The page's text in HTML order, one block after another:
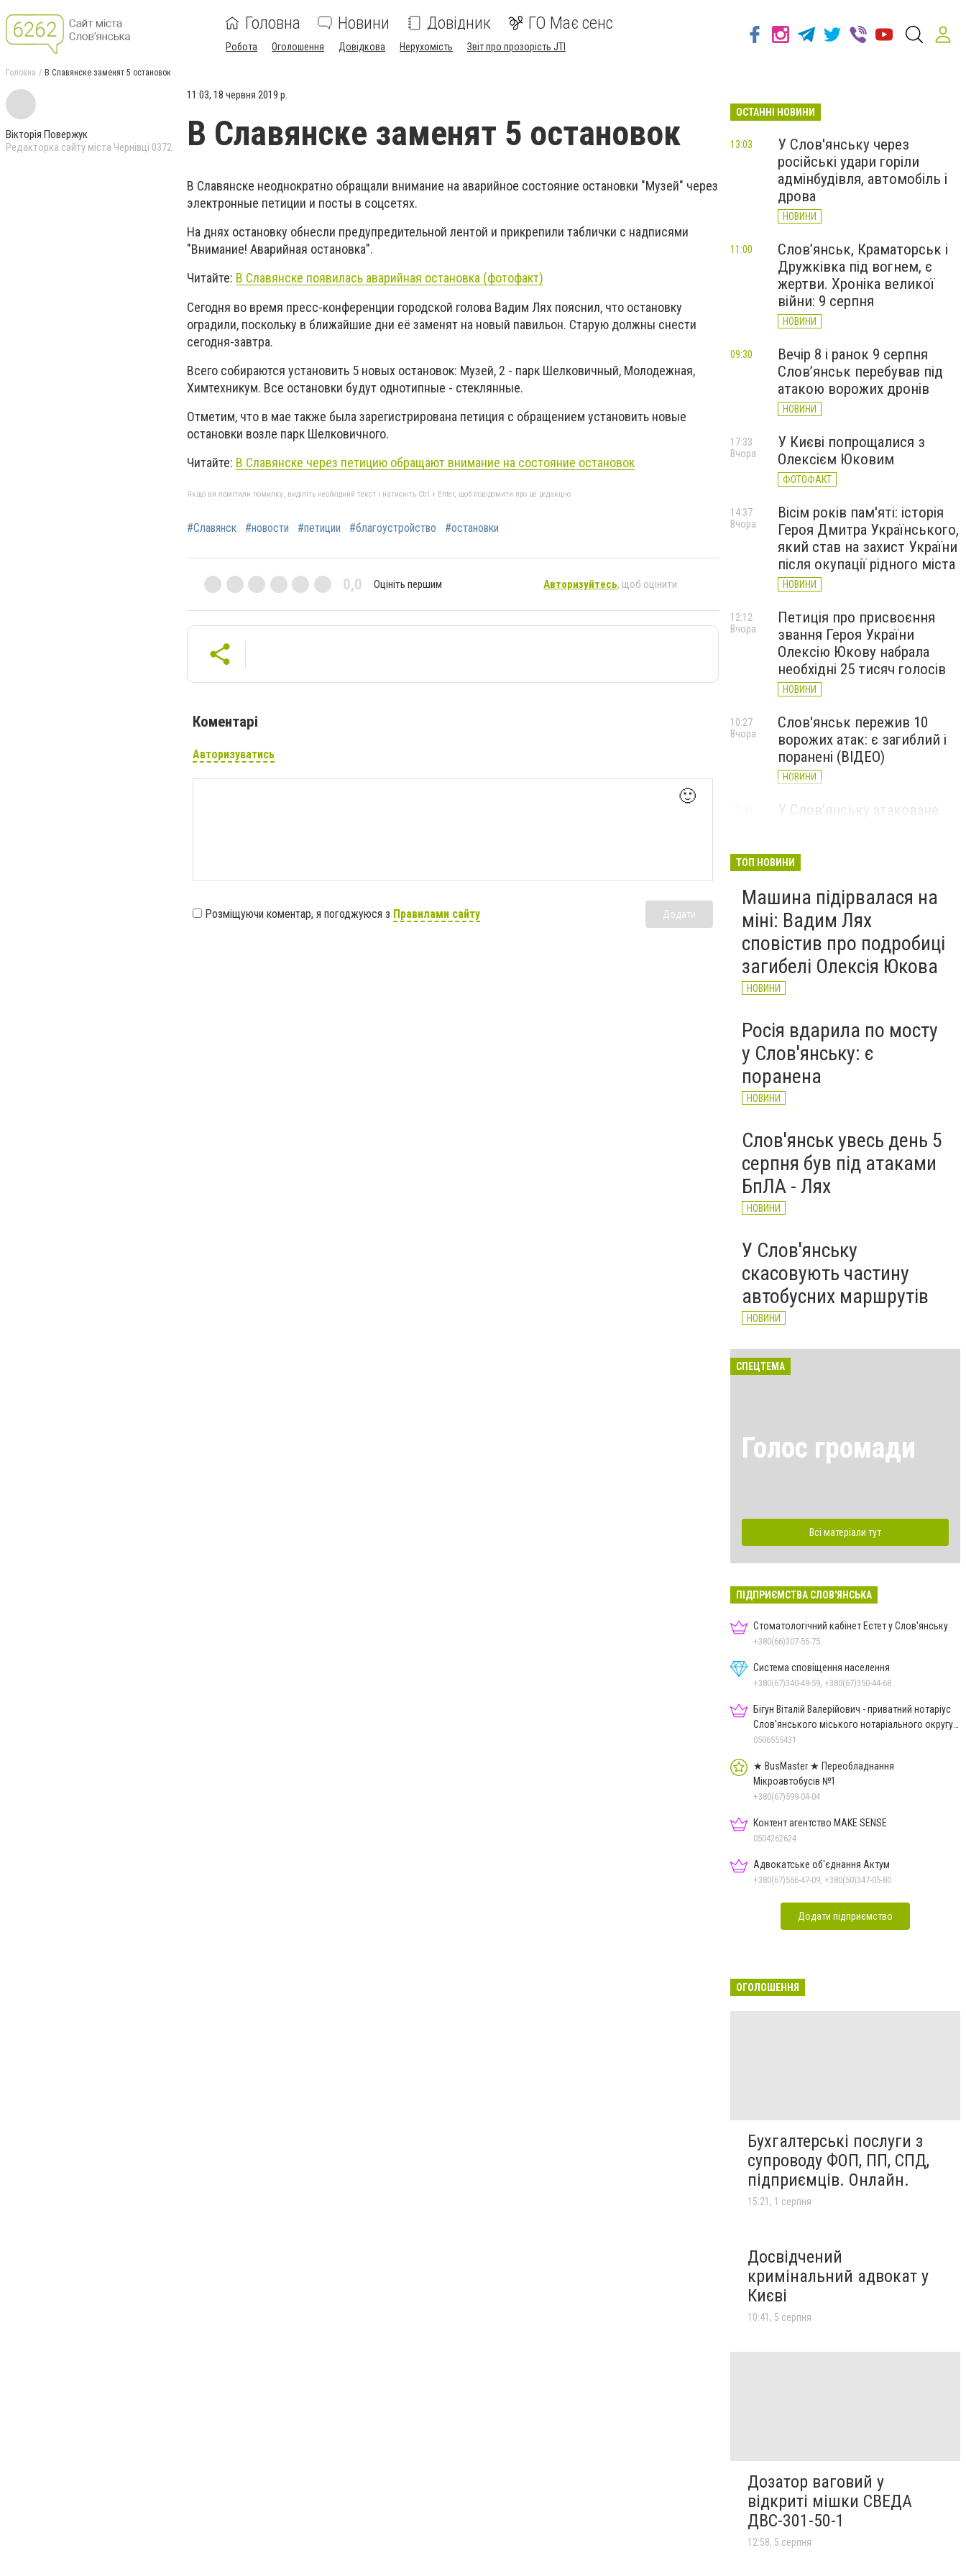
Головна Новини Довідник ГО Має сенс
Робота Оголошення Довідкова Нерухомість Звіт про прозорість JTI
Головна В Славянске заменят 5 остановок
Вікторія Повержук
Редакторка сайту міста Чернівці 0372
11:03, 18 червня 2019 р.
В Славянске заменят 5 остановок
В Славянске неоднократно обращали внимание на аварийное состояние остановки "Музей" через
электронные петиции и посты в соцсетях.
На днях остановку обнесли предупредительной лентой и прикрепили таблички с надписями
"Внимание! Аварийная остановка".
Читайте: В Славянске появилась аварийная остановка (фотофакт)
Сегодня во время пресс-конференции городской голова Вадим Лях пояснил, что остановку
оградили, поскольку в ближайшие дни её заменят на новый павильон. Старую должны снести
сегодня-завтра.
Всего собираются установить 5 новых остановок: Музей, 2 - парк Шелковичный, Молодежная,
Химтехникум. Все остановки будут однотипные - стеклянные.
Отметим, что в мае также была зарегистрирована петиция с обращением установить новые
остановки возле парк Шелковичного.
Читайте: В Славянске через петицию обращают внимание на состояние остановок
Якщо ви помітили помилку, виділіть необхідний текст і натисніть Ctrl + Enter, щоб повідомити про це редакцію
#Славянск #новости #петиции #благоустройство #остановки
0,0 Оцініть першим Авторизуйтесь, щоб оцінити
Коментарі
Авторизуватись
🙂
Розміщуючи коментар, я погоджуюся з Правилами сайту Додати
ОСТАННІ НОВИНИ
У Слов'янську через
російські удари горіли
адмінбудівля, автомобіль і
дрова
НОВИНИ
13:03
Слов’янськ, Краматорськ і
Дружківка під вогнем, є
жертви. Хроніка великої
війни: 9 серпня
НОВИНИ
11:00
Вечір 8 і ранок 9 серпня
Слов’янськ перебував під
атакою ворожих дронів
НОВИНИ
09:30
У Києві попрощалися з
Олексієм Юковим
ФОТОФАКТ
17:33
Вчора
Вісім років пам'яті: історія
Героя Дмитра Українського,
який став на захист України
після окупації рідного міста
НОВИНИ
14:37
Вчора
Петиція про присвоєння
звання Героя України
Олексію Юкову набрала
необхідні 25 тисяч голосів
НОВИНИ
12:12
Вчора
Слов'янськ пережив 10
ворожих атак: є загиблий і
поранені (ВІДЕО)
НОВИНИ
10:27
Вчора
У Слов’янську атаковане
НОВИНИ
ТОП НОВИНИ
Машина підірвалася на
міні: Вадим Лях
сповістив про подробиці
загибелі Олексія Юкова
НОВИНИ
Росія вдарила по мосту
у Слов'янську: є
поранена
НОВИНИ
Слов'янськ увесь день 5
серпня був під атаками
БпЛА - Лях
НОВИНИ
У Слов'янську
скасовують частину
автобусних маршрутів
НОВИНИ
СПЕЦТЕМА
Голос громади
Всі матеріали тут
ПІДПРИЄМСТВА СЛОВ'ЯНСЬКА
Стоматологічний кабінет Естет у Слов'янську
+380(66)307-55-75
Система сповіщення населення
+380(67)340-49-59, +380(67)350-44-68
Бігун Віталій Валерійович - приватний нотаріус
Слов'янського міського нотаріального округу
Дон.обл.
0506555431
★ BusMaster ★ Переобладнання
Мікроавтобусів №1
+380(67)599-04-04
Контент агентство MAKE SENSE
0504262624
Адвокатське об'єднання Актум
+380(67)566-47-09, +380(50)347-05-80
Додати підприємство
ОГОЛОШЕННЯ
Бухгалтерські послуги з
супроводу ФОП, ПП, СПД,
підприємців. Онлайн.
15:21, 1 серпня
Досвідчений
кримінальний адвокат у
Києві
10:41, 5 серпня
Дозатор ваговий у
відкриті мішки СВЕДА
ДВС-301-50-1
12:58, 5 серпня